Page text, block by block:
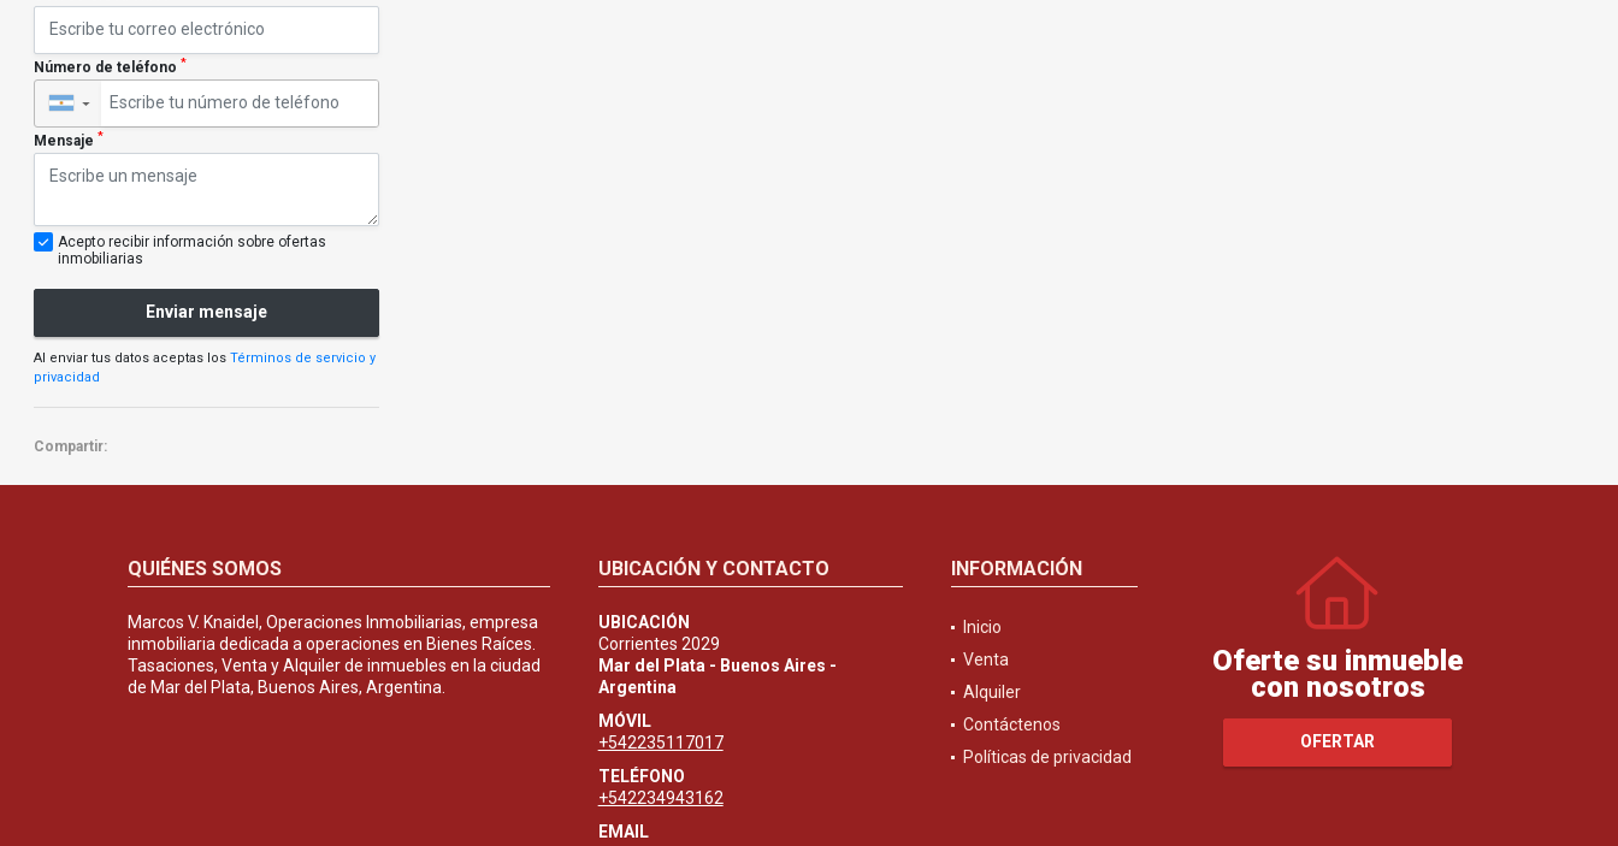
Número de teléfono *
▼
Mensaje *
Acepto recibir información sobre ofertas
inmobiliarias
Enviar mensaje
Al enviar tus datos aceptas los Términos de servicio y
privacidad
Compartir:
QUIÉNES SOMOS
Marcos V. Knaidel, Operaciones Inmobiliarias, empresa
inmobiliaria dedicada a operaciones en Bienes Raíces.
Tasaciones, Venta y Alquiler de inmuebles en la ciudad
de Mar del Plata, Buenos Aires, Argentina.
UBICACIÓN Y CONTACTO
UBICACIÓN
Corrientes 2029
Mar del Plata - Buenos Aires -
Argentina
MÓVIL
+542235117017
TELÉFONO
+542234943162
EMAIL
INFORMACIÓN
Inicio
Venta
Alquiler
Contáctenos
Políticas de privacidad
Oferte su inmueble
con nosotros
OFERTAR